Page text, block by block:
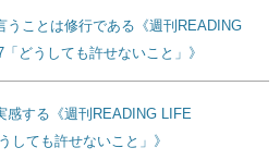
うことは修行である《週刊READING
どうしても許せないこと」》
感する《週刊READING LIFE
しても許せないこと」》